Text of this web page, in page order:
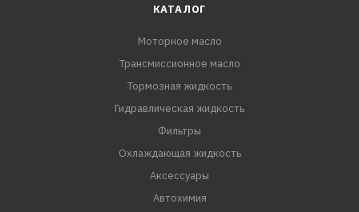
Toyota Camry, GSV40, GSV50
Toyota Estima, GSR50, GSR50W, GSR55, GSR55W
Toyota Highlander, GSU50, GSU55, GSU55L
Toyota Kluger V, GSU50, GSU55
Toyota Sienna, GSL30, GSL33, GSL35
КАТАЛОГ
Моторное масло
Трансмиссионное масло
Тормозная жидкость
Гидравлическая жидкость
Фильтры
Охлаждающая жидкость
Аксессуары
Автохимия